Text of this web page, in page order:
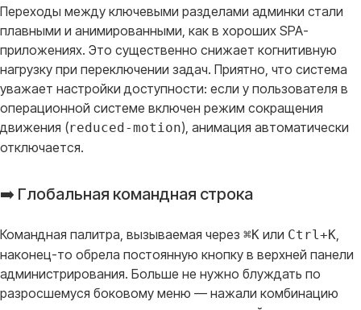
Переходы между ключевыми разделами админки стали
плавными и анимированными, как в хороших SPA-
приложениях. Это существенно снижает когнитивную
нагрузку при переключении задач. Приятно, что система
уважает настройки доступности: если у пользователя в
операционной системе включен режим сокращения
движения (reduced-motion), анимация автоматически
отключается.
➡️ Глобальная командная строка
Командная палитра, вызываемая через ⌘K или Ctrl+K,
наконец-то обрела постоянную кнопку в верхней панели
администрирования. Больше не нужно блуждать по
разросшемуся боковому меню — нажали комбинацию